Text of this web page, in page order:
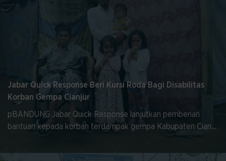
Jabar Quick Response Beri Kursi Roda Bagi Disabilitas
Korban Gempa Cianjur
pBANDUNG Jabar Quick Response lanjutkan pemberian
bantuan kepada korban terdampak gempa Kabupaten Cian...